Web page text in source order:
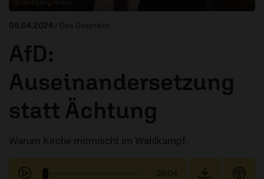
09.04.2024 / Das Gespräch
AfD:
Auseinandersetzung
statt Ächtung
Warum Kirche mitmischt im Wahlkampf.
39:04